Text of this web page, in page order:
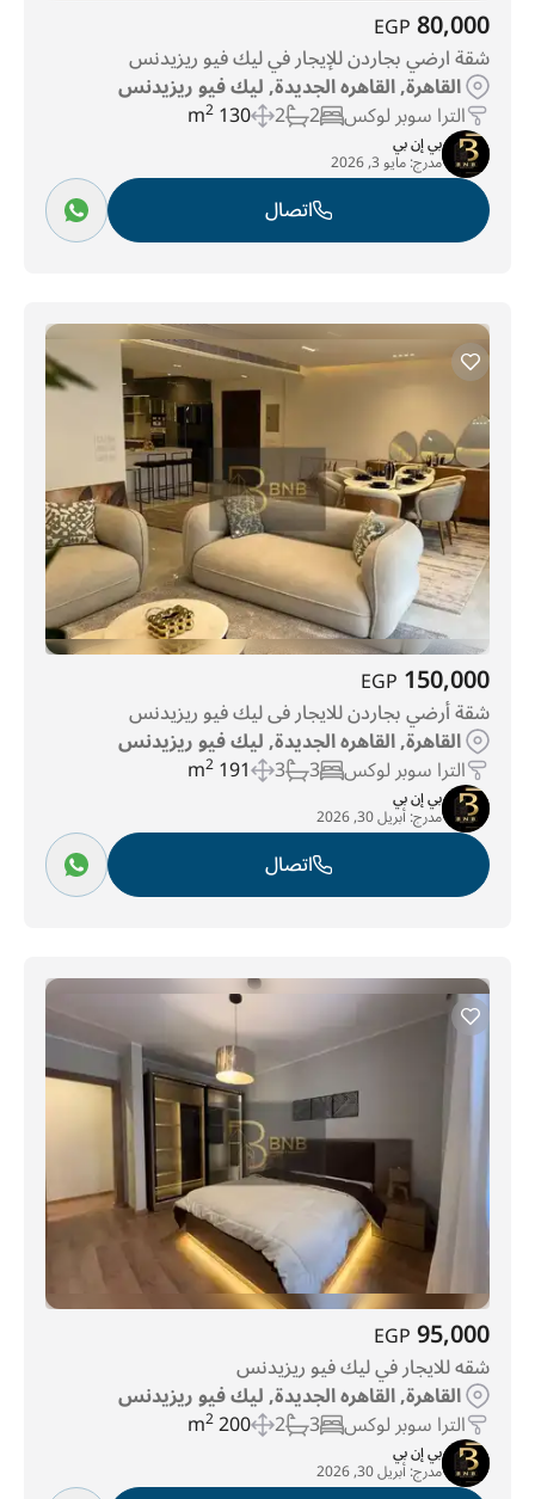
80,000
EGP
شقة ارضي بجاردن للإيجار في ليك فيو ريزيدنس
القاهرة, القاهره الجديدة, ليك فيو ريزيدنس
الترا سوبر لوكس 2
2
130 m
2
بي إن بي
مدرج:مايو 3, 2026
اتصال
150,000
EGP
شقة أرضي بجاردن للايجار فى ليك فيو ريزيدنس
القاهرة, القاهره الجديدة, ليك فيو ريزيدنس
الترا سوبر لوكس 3
3
191 m
2
بي إن بي
مدرج:أبريل 30, 2026
اتصال
95,000
EGP
شقه للايجار في ليك فيو ريزيدنس
القاهرة, القاهره الجديدة, ليك فيو ريزيدنس
الترا سوبر لوكس 3
2
200 m
2
بي إن بي
مدرج:أبريل 30, 2026